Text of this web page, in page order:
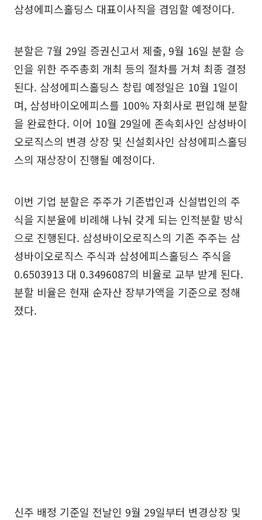
삼성에피스홀딩스 대표이사직을 겸임할 예정이다.
분할은 7월 29일 증권신고서 제출, 9월 16일 분할 승
인을 위한 주주총회 개최 등의 절차를 거쳐 최종 결정
된다. 삼성에피스홀딩스 창립 예정일은 10월 1일이
며, 삼성바이오에피스를 100% 자회사로 편입해 분할
을 완료한다. 이어 10월 29일에 존속회사인 삼성바이
오로직스의 변경 상장 및 신설회사인 삼성에피스홀딩
스의 재상장이 진행될 예정이다.
이번 기업 분할은 주주가 기존법인과 신설법인의 주
식을 지분율에 비례해 나눠 갖게 되는 인적분할 방식
으로 진행된다. 삼성바이오로직스의 기존 주주는 삼
성바이오로직스 주식과 삼성에피스홀딩스 주식을
0.6503913 대 0.3496087의 비율로 교부 받게 된다.
분할 비율은 현재 순자산 장부가액을 기준으로 정해
졌다.
신주 배정 기준일 전날인 9월 29일부터 변경상장 및